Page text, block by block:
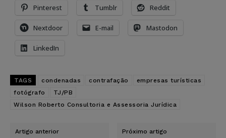
Pinterest Tumblr Reddit
Nextdoor E-mail Mastodon
LinkedIn
TAGS condenadas contrafação
empresas turísticas
fotógrafo
TJ/PB
Wilson Roberto Consultoria e Assessoria Jurídica
Artigo anterior Próximo artigo